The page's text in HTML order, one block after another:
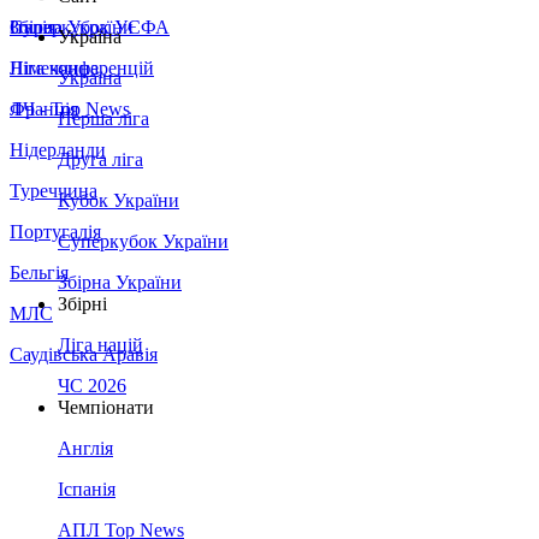
Збірна України
Італія
Німеччина
Франція
Нідерланди
Туреччина
Португалія
Бельгія
МЛС
Саудівська Аравія
Суперкубок УЄФА
Ліга конференцій
ЛЧ - Top News
Україна
Україна
Перша ліга
Друга ліга
Кубок України
Суперкубок України
Збірна України
Збірні
Ліга націй
ЧС 2026
Чемпіонати
Англія
Іспанія
АПЛ Top News